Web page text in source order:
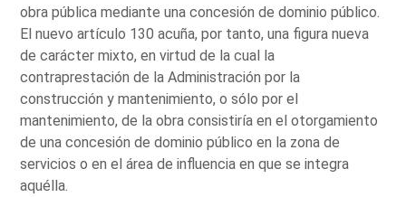
obra pública mediante una concesión de dominio público.
El nuevo artículo 130 acuña, por tanto, una figura nueva
de carácter mixto, en virtud de la cual la
contraprestación de la Administración por la
construcción y mantenimiento, o sólo por el
mantenimiento, de la obra consistiría en el otorgamiento
de una concesión de dominio público en la zona de
servicios o en el área de influencia en que se integra
aquélla.